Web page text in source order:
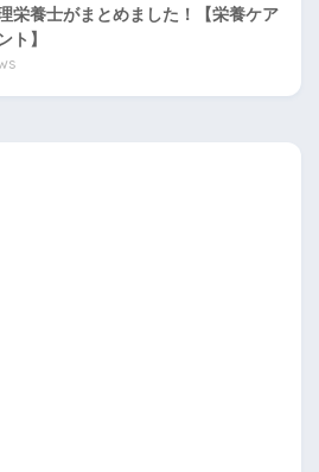
栄養士がまとめました！【栄養ケア
ト】